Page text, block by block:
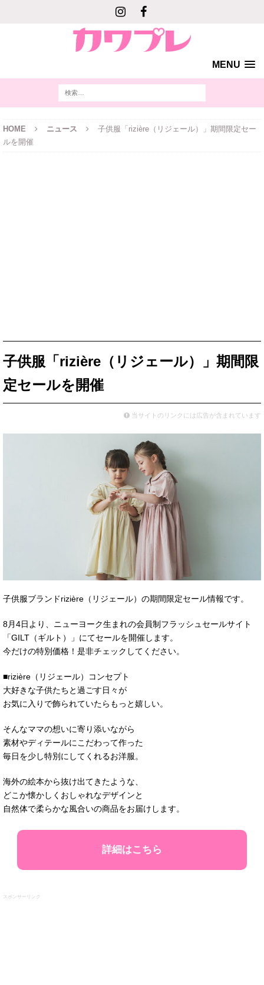
MENU
HOME ニュース
子供服「rizière（リジェール）」期間限定セー
ルを開催
子供服「rizière（リジェール）」期間限
定セールを開催
当サイトのリンクには広告が含まれています
子供服ブランドrizière（リジェール）の期間限定セール情報です。
8月4日より、ニューヨーク生まれの会員制フラッシュセールサイト
「GILT（ギルト）」にてセールを開催します。
今だけの特別価格！是非チェックしてください。
■rizière（リジェール）コンセプト
大好きな子供たちと過ごす日々が
お気に入りで飾られていたらもっと嬉しい。
そんなママの想いに寄り添いながら
素材やディテールにこだわって作った
毎日を少し特別にしてくれるお洋服。
海外の絵本から抜け出てきたような、
どこか懐かしくおしゃれなデザインと
自然体で柔らかな風合いの商品をお届けします。
詳細はこちら
スポンサーリンク